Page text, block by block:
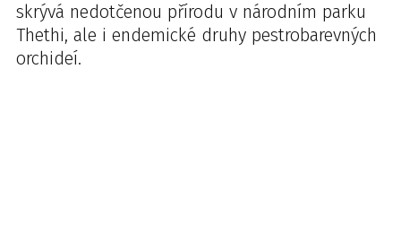
skrývá nedotčenou přírodu v národním parku
Thethi, ale i endemické druhy pestrobarevných
orchideí.